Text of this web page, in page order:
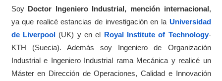
Soy Doctor Ingeniero Industrial, mención internacional,
ya que realicé estancias de investigación en la Universidad
de Liverpool(UK) y en el Royal Institute of Technology-
KTH (Suecia). Además soy Ingeniero de Organización
Industrial e Ingeniero Industrial rama Mecánica y realicé un
Máster en Dirección de Operaciones, Calidad e Innovación